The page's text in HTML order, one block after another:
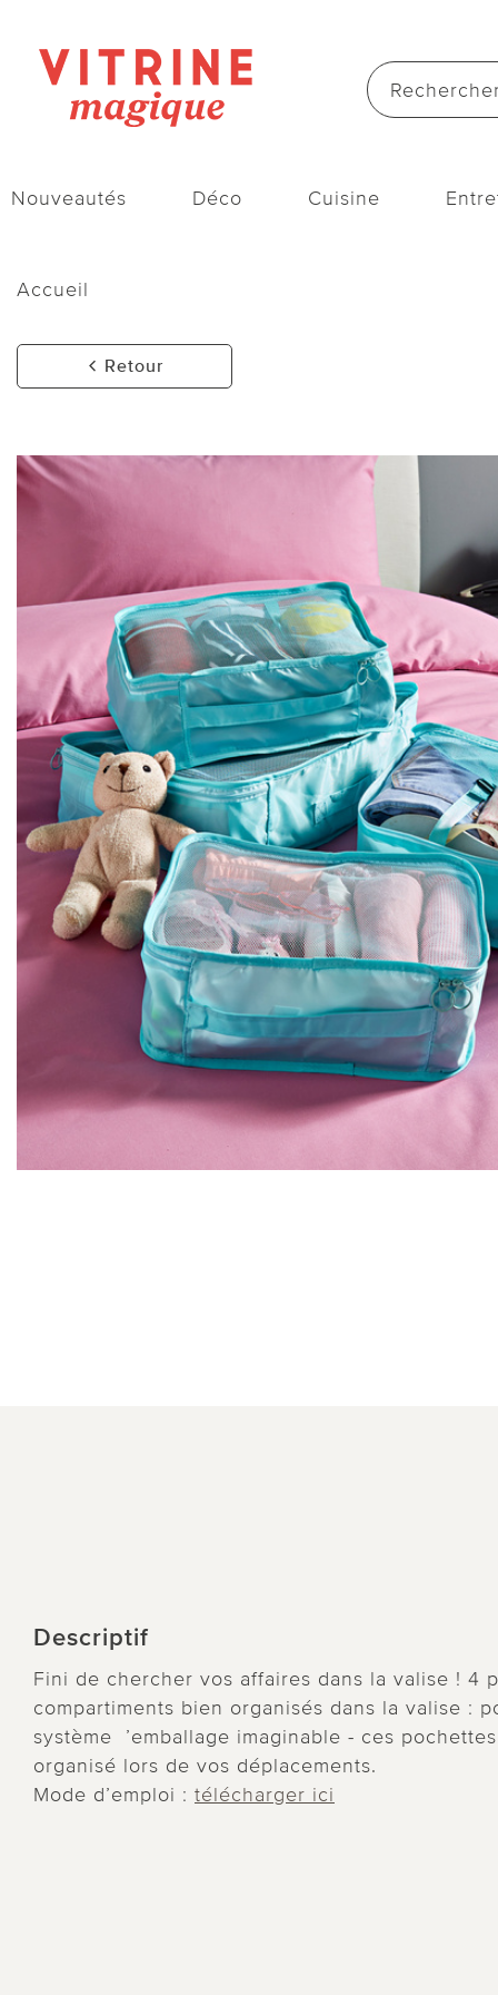
Nouveautés Déco Cuisine
Accueil
Retour
Descriptif
Fini de chercher vos affaires dans la valise ! 4
compartiments bien organisés dans la valise :
système ’emballage imaginable - ces
organisé lors de vos déplacements.
Mode d’emploi : télécharger ici